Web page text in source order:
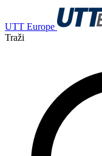
UTT Europe
Traži